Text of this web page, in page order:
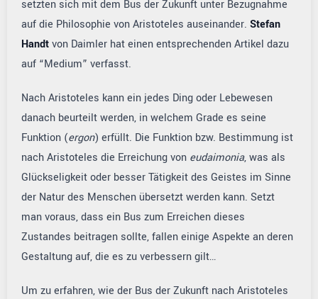
setzten sich mit dem Bus der Zukunft unter Bezugnahme
auf die Philosophie von Aristoteles auseinander. Stefan
Handtvon Daimler hat einen entsprechenden Artikel dazu
auf “Medium” verfasst.
Nach Aristoteles kann ein jedes Ding oder Lebewesen
danach beurteilt werden, in welchem Grade es seine
Funktion (ergon) erfüllt. Die Funktion bzw. Bestimmung ist
nach Aristoteles die Erreichung von eudaimonia, was als
Glückseligkeit oder besser Tätigkeit des Geistes im Sinne
der Natur des Menschen übersetzt werden kann. Setzt
man voraus, dass ein Bus zum Erreichen dieses
Zustandes beitragen sollte, fallen einige Aspekte an deren
Gestaltung auf, die es zu verbessern gilt…
Um zu erfahren, wie der Bus der Zukunft nach Aristoteles